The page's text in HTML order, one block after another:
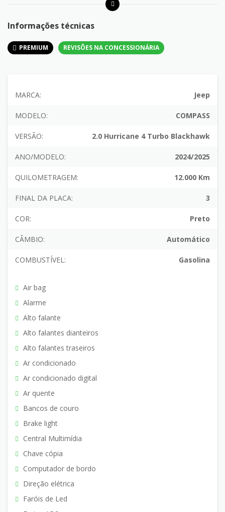
Informações técnicas
PREMIUM REVISÕES NA CONCESSIONÁRIA
MARCA: Jeep
MODELO: COMPASS
VERSÃO: 2.0 Hurricane 4 Turbo Blackhawk
ANO/MODELO: 2024/2025
QUILOMETRAGEM: 12.000 Km
FINAL DA PLACA: 3
COR: Preto
CÂMBIO: Automático
COMBUSTÍVEL: Gasolina
Air bag
Alarme
Alto falante
Alto falantes dianteiros
Alto falantes traseiros
Ar condicionado
Ar condicionado digital
Ar quente
Bancos de couro
Brake light
Central Multimídia
Chave cópia
Computador de bordo
Direção elétrica
Faróis de Led